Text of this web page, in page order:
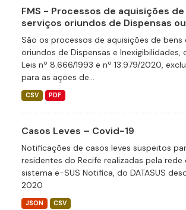
FMS - Processos de aquisições
serviços oriundos de Dispensas
São os processos de aquisições de bens
oriundos de Dispensas e Inexigibilidades,
Leis nº 8.666/1993 e nº 13.979/2020,
para as ações de...
CSV PDF
Casos Leves – Covid-19
Notificações de casos leves suspeitos
residentes do Recife realizadas pela rede
sistema e-SUS Notifica, do DATASUS
2020
JSON CSV